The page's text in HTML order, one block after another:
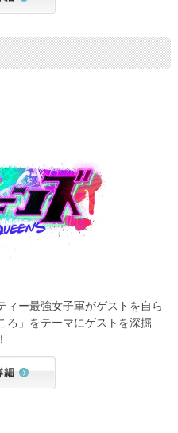
ィー最強女子軍がゲストを自ら
ろ」をテーマにゲストを深掘